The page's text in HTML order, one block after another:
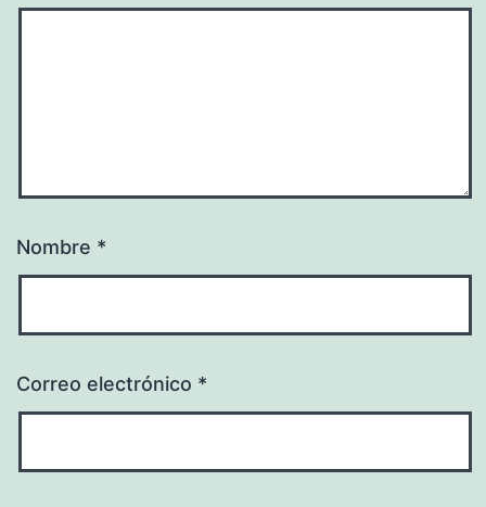
Nombre *
Correo electrónico *